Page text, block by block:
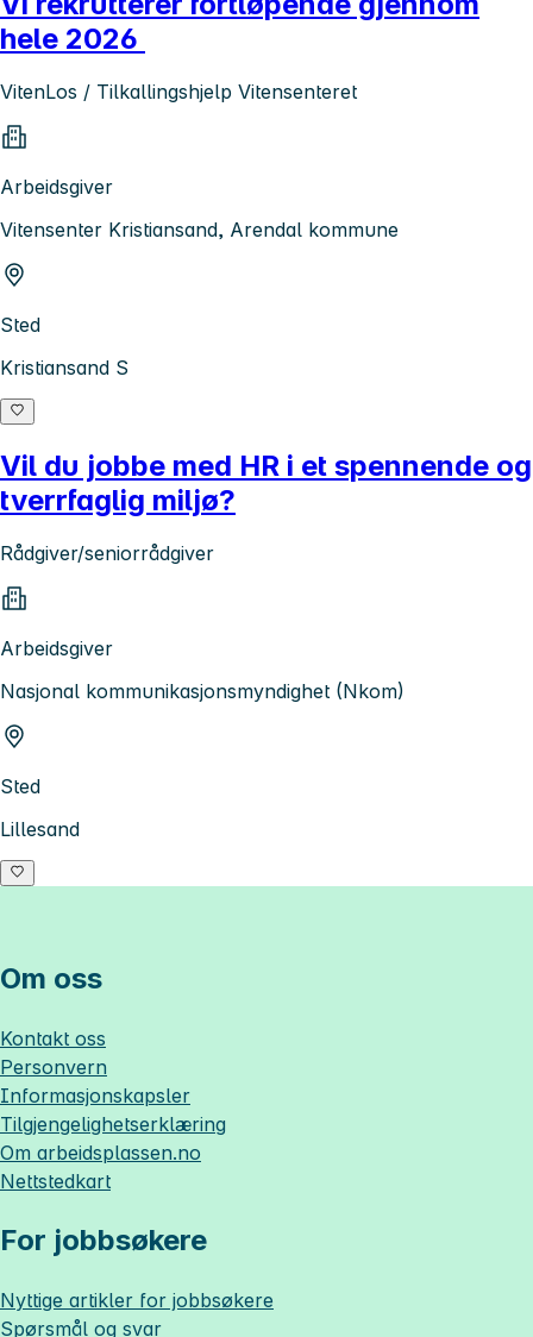
hele 2026
VitenLos / Tilkallingshjelp Vitensenteret
Arbeidsgiver
Vitensenter Kristiansand, Arendal kommune
Sted
Kristiansand S
Vil du jobbe med HR i et spennende og
tverrfaglig miljø?
Rådgiver/seniorrådgiver
Arbeidsgiver
Nasjonal kommunikasjonsmyndighet (Nkom)
Sted
Lillesand
Om oss
Kontakt oss
Personvern
Informasjonskapsler
Tilgjengelighetserklæring
Om arbeidsplassen.no
Nettstedkart
For jobbsøkere
Nyttige artikler for jobbsøkere
Spørsmål og svar